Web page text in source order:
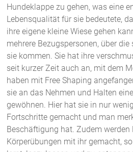
Hundeklappe zu gehen, was eine
Lebensqualität für sie bedeutete,
ihre eigene kleine Wiese gehen
mehrere Bezugspersonen, über
sie kommen. Sie hat ihre
seit kurzer Zeit auch an, mit dem
haben mit Free Shaping
sie an das Nehmen und Halten
gewöhnen. Hier hat sie in nur
Fortschritte gemacht und man
Beschäftigung hat. Zudem werden
Körperübungen mit ihr gemacht,